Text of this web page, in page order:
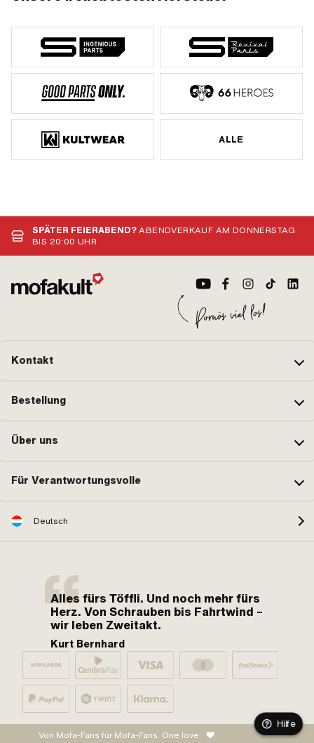
ALLE
SPÄTER FEIERABEND?ABENDVERKAUF AM DONNERSTAG
BIS 20:00 UHR
Kontakt
Bestellung
Über uns
Für Verantwortungsvolle
Deutsch
Alles fürs Töffli. Und noch mehr fürs
Herz. Von Schrauben bis Fahrtwind –
wir leben Zweitakt.
Kurt Bernhard
Von Mofa-Fans für Mofa-Fans. One love.
Hilfe